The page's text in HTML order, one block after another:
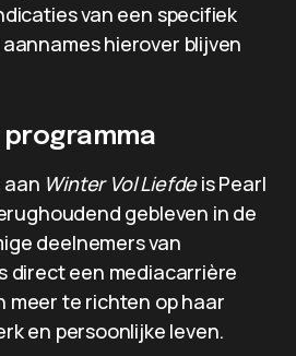
van een specifiek
hierover blijven
programma
aan Winter Vol Liefdeis Pearl
gebleven in de
deelnemers van
direct een mediacarrière
meer te richten op haar
en persoonlijke leven.